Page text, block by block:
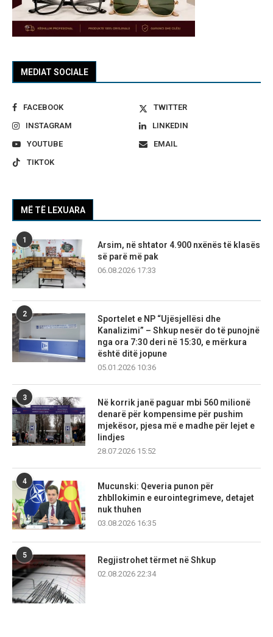
MEDIAT SOCIALE
FACEBOOK
TWITTER
INSTAGRAM
LINKEDIN
YOUTUBE
EMAIL
TIKTOK
MË TË LEXUARA
1
Arsim, në shtator 4.900 nxënës të klasës
së parë më pak
06.08.2026 17:33
2
Sportelet e NP “Ujësjellësi dhe
Kanalizimi” – Shkup nesër do të punojnë
nga ora 7:30 deri në 15:30, e mërkura
është ditë jopune
05.01.2026 10:36
3
Në korrik janë paguar mbi 560 milionë
denarë për kompensime për pushim
mjekësor, pjesa më e madhe për lejet e
lindjes
28.07.2026 15:52
4
Mucunski: Qeveria punon për
zhbllokimin e eurointegrimeve, detajet
nuk thuhen
03.08.2026 16:35
5
Regjistrohet tërmet në Shkup
02.08.2026 22:34